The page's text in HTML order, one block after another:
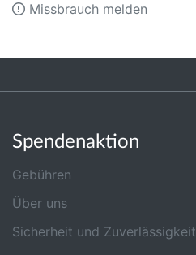
Missbrauch melden
Spendenaktion
Gebühren
Über uns
Sicherheit und Zuverlässigkeit